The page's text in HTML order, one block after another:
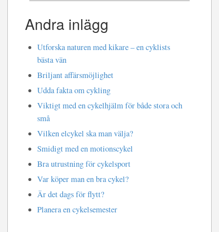
Andra inlägg
Utforska naturen med kikare – en cyklists
bästa vän
Briljant affärsmöjlighet
Udda fakta om cykling
Viktigt med en cykelhjälm för både stora och
små
Vilken elcykel ska man välja?
Smidigt med en motionscykel
Bra utrustning för cykelsport
Var köper man en bra cykel?
Är det dags för flytt?
Planera en cykelsemester